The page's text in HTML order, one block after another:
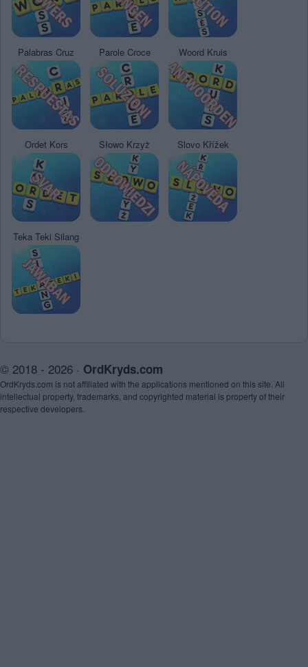
Palabras Cruz Parole Croce Woord Kruis
Ordet Kors Słowo Krzyż Slovo Křížek
Teka Teki Silang
© 2018 - 2026 · OrdKryds.com
OrdKryds.com is not affiliated with the applications mentioned on this site. All
intellectual property, trademarks, and copyrighted material is property of their
respective developers.